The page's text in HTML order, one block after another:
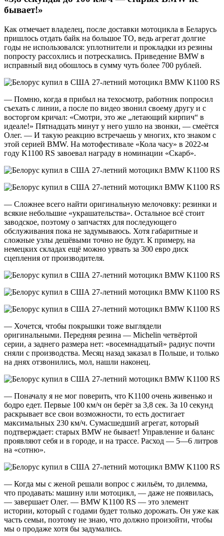
бывает!»
Как отмечает владелец, после доставки мотоцикла в Беларусь
пришлось отдать байк на большое ТО, ведь агрегат долгие
годы не использовался: уплотнители и прокладки из резины
попросту рассохлись и потрескались. Приведение BMW в
исправный вид обошлось в сумму чуть более 700 рублей.
— Помню, когда я прибыл на техосмотр, работник попросил
съехать с линии, а после по видео звонил своему другу и с
восторгом кричал: «Смотри, это же „летающий кирпич“ в
идеале!» Пятнадцать минут у него ушло на звонки, — смеётся
Олег. — И такую реакцию встречаешь у многих, кто знаком с
этой серией BMW. На мотофестивале «Кола часу» в 2022-м
году K1100 RS завоевал награду в номинации «Скарб».
— Сложнее всего найти оригинальную мелочовку: резинки и
всякие небольшие «украшательства». Остальное всё стоит
заводское, поэтому о запчастях для последующего
обслуживания пока не задумываюсь. Хотя габаритные и
сложные узлы дешёвыми точно не будут. К примеру, на
немецких складах ещё можно урвать за 300 евро диск
сцепления от производителя.
— Хочется, чтобы покрышки тоже выглядели
оригинальными. Передняя резина — Michelin четвёртой
серии, а заднего размера нет: «восемнадцатый» радиус почти
сняли с производства. Месяц назад заказал в Польше, и только
на днях отзвонились, мол, нашли наконец.
— Поначалу я не мог поверить, что K1100 очень живенько и
бодро едет. Первые 100 км/ч он берёт за 3,8 сек. За 10 секунд
раскрывает все свои возможности, то есть достигает
максимальных 230 км/ч. Сумасшедший агрегат, который
подтверждает: старых BMW не бывает! Управление и баланс
проявляют себя и в городе, и на трассе. Расход — 5—6 литров
на «сотню».
— Когда мы с женой решали вопрос с жильём, то дилемма,
что продавать: машину или мотоцикл, — даже не появилась,
— завершает Олег. — BMW K1100 RS — это элемент
истории, который с годами будет только дорожать. Он уже как
часть семьи, поэтому не знаю, что должно произойти, чтобы
мы о продаже хотя бы задумались.